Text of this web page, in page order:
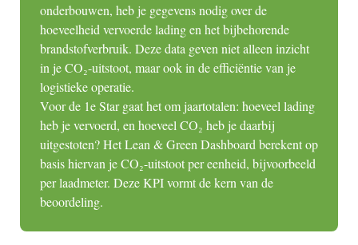
onderbouwen, heb je gegevens nodig over de
hoeveelheid vervoerde lading en het bijbehorende
brandstofverbruik. Deze data geven niet alleen inzicht
in je CO₂-uitstoot, maar ook in de efficiëntie van je
logistieke operatie.
Voor de 1e Star gaat het om jaartotalen: hoeveel lading
heb je vervoerd, en hoeveel CO₂ heb je daarbij
uitgestoten? Het Lean & Green Dashboard berekent op
basis hiervan jeCO₂-uitstoot per eenheid, bijvoorbeeld
per laadmeter. Deze KPI vormt de kern van de
beoordeling.